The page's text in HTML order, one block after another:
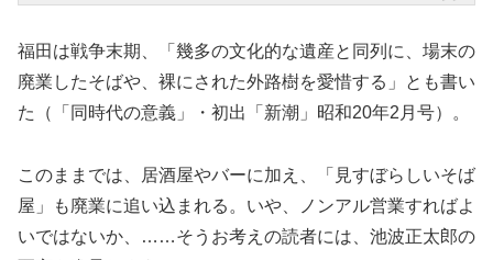
福田は戦争末期、「幾多の文化的な遺産と同列に、場末の
廃業したそばや、裸にされた外路樹を愛惜する」とも書い
た（「同時代の意義」・初出「新潮」昭和20年2月号）。
このままでは、居酒屋やバーに加え、「見すぼらしいそば
屋」も廃業に追い込まれる。いや、ノンアル営業すればよ
いではないか、……そうお考えの読者には、池波正太郎の